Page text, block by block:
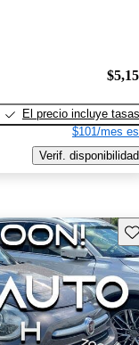
El precio incluye tasas
$101/mes
Verif. disponibilidad